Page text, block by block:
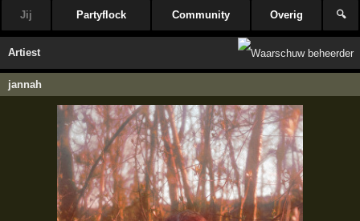
Jij Partyflock Community Overig 🔍
Artiest
jannah